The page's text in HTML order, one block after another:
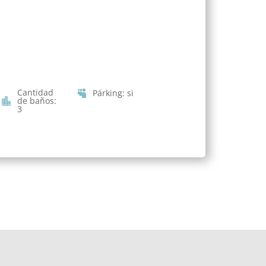
Cantidad
de baños:
3
Párking:si